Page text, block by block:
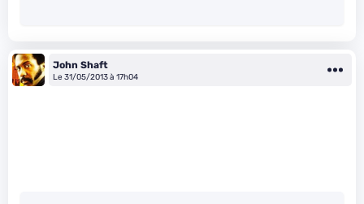
John Shaft
Le 31/05/2013 à 17h04